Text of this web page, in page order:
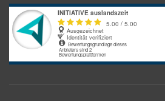
Programmpreisen handelt es sich um
Anbieters, die je nach gewünschter
Zusatzleistungen variieren können.